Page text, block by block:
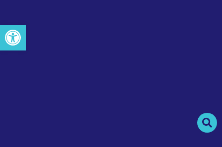
Otwórz pasek narzędzi